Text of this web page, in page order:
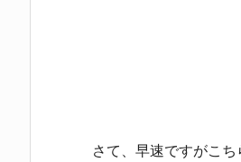
さて、早速ですがこち